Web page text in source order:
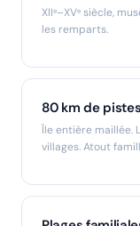
XIIᵉ–XVᵉ siècle,
les remparts.
80 km de
Île entière maillée.
villages. Atout